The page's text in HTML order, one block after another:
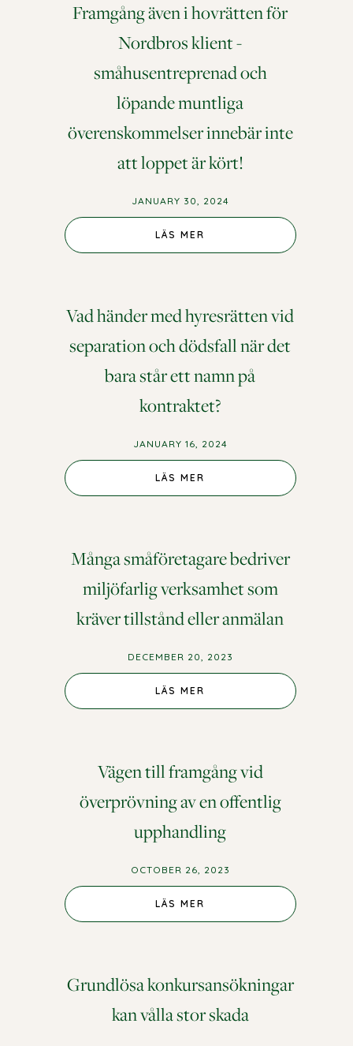
Framgång även i hovrätten för
Nordbros klient -
småhusentreprenad och
löpande muntliga
överenskommelser innebär inte
att loppet är kört!
JANUARY 30, 2024
LÄS MER
Vad händer med hyresrätten vid
separation och dödsfall när det
bara står ett namn på
kontraktet?
JANUARY 16, 2024
LÄS MER
Många småföretagare bedriver
miljöfarlig verksamhet som
kräver tillstånd eller anmälan
DECEMBER 20, 2023
LÄS MER
Vägen till framgång vid
överprövning av en offentlig
upphandling
OCTOBER 26, 2023
LÄS MER
Grundlösa konkursansökningar
kan vålla stor skada